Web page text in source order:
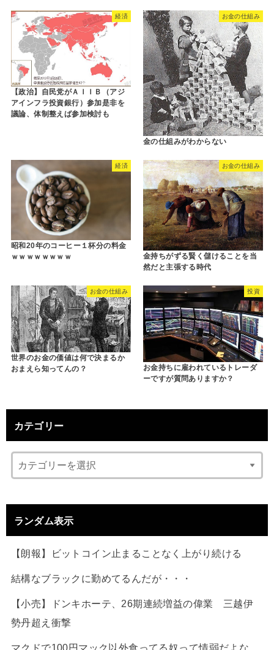
経済
【政治】自民党がＡＩＩＢ（アジ
アインフラ投資銀行）参加是非を
議論、体制整えば参加検討も
お金の仕組み
金の仕組みがわからない
経済
昭和20年のコーヒー１杯分の料金
ｗｗｗｗｗｗｗｗ
お金の仕組み
金持ちがずる賢く儲けることを当
然だと主張する時代
お金の仕組み
世界のお金の価値は何で決まるか
おまえら知ってんの？
投資
お金持ちに雇われているトレーダ
ーですが質問ありますか？
カテゴリー
ランダム表示
【朗報】ビットコイン止まることなく上がり続ける
結構なブラックに勤めてるんだが・・・
【小売】ドンキホーテ、26期連続増益の偉業 三越伊
勢丹超え衝撃
マクドで100円マック以外食ってる奴って情弱だよな